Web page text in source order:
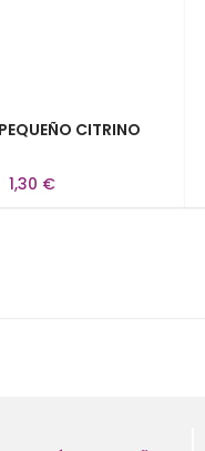
CITRINO
1,30 €